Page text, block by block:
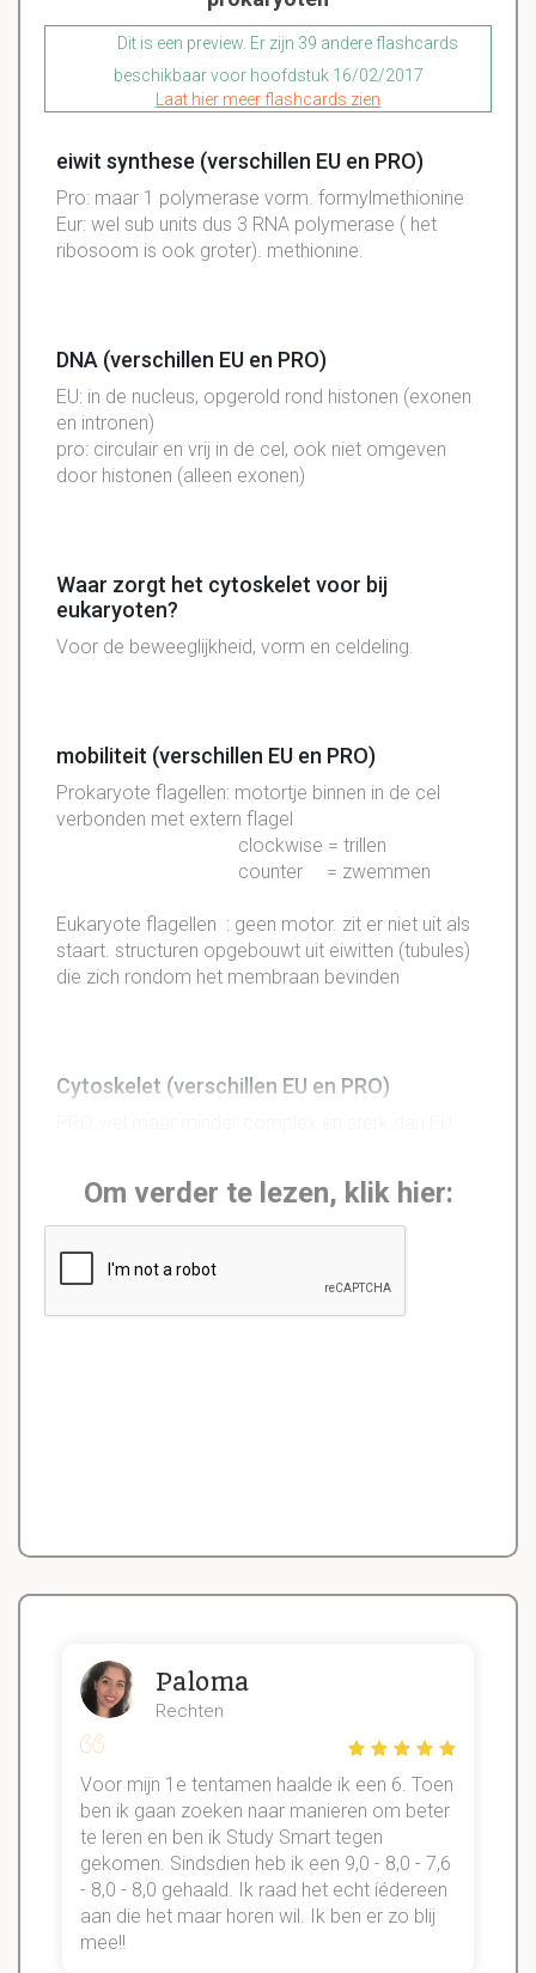
Dit is een preview. Er zijn 39 andere flashcards
beschikbaar voor hoofdstuk 16/02/2017
Laat hier meer flashcards zien
eiwit synthese (verschillen EU en PRO)
Pro: maar 1 polymerase vorm. formylmethionine
Eur: wel sub units dus 3 RNA polymerase ( het
ribosoom is ook groter). methionine.
DNA (verschillen EU en PRO)
EU: in de nucleus, opgerold rond histonen (exonen
en intronen)
pro: circulair en vrij in de cel, ook niet omgeven
door histonen (alleen exonen)
Waar zorgt het cytoskelet voor bij
eukaryoten?
Voor de beweeglijkheid, vorm en celdeling.
mobiliteit (verschillen EU en PRO)
Prokaryote flagellen: motortje binnen in de cel
verbonden met extern flagel
clockwise = trillen
counter = zwemmen
Eukaryote flagellen : geen motor. zit er niet uit als
staart. structuren opgebouwt uit eiwitten (tubules)
die zich rondom het membraan bevinden
Cytoskelet (verschillen EU en PRO)
Om verder te lezen, klik hier:
Paloma
Rechten
Voor mijn 1e tentamen haalde ik een 6. Toen
ben ik gaan zoeken naar manieren om beter
te leren en ben ik Study Smart tegen
gekomen. Sindsdien heb ik een 9,0 - 8,0 - 7,6
- 8,0 - 8,0 gehaald. Ik raad het echt íédereen
aan die het maar horen wil. Ik ben er zo blij
mee!!